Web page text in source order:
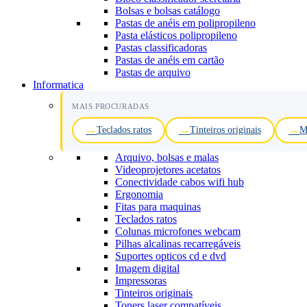
Bolsas e bolsas catálogo
Pastas de anéis em polipropileno
Pasta elásticos polipropileno
Pastas classificadoras
Pastas de anéis em cartão
Pastas de arquivo
Informatica
MAIS PROCURADAS
Teclados ratos Tinteiros originais
Arquivo, bolsas e malas
Videoprojetores acetatos
Conectividade cabos wifi hub
Ergonomia
Fitas para maquinas
Teclados ratos
Colunas microfones webcam
Pilhas alcalinas recarregáveis
Suportes opticos cd e dvd
Imagem digital
Impressoras
Tinteiros originais